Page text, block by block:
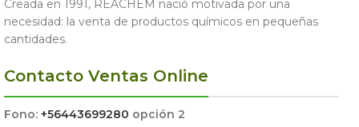
Creada en 1991, REACHEM nació motivada por una
necesidad: la venta de productos químicos en pequeñas
cantidades.
Contacto Ventas Online
Fono: +56443699280 opción 2